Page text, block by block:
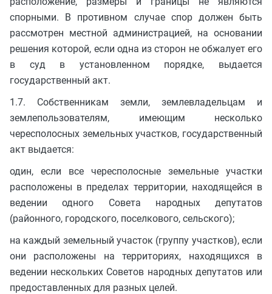
спорными. В противном случае спор должен быть
рассмотрен местной администрацией, на основании
решения которой, если одна из сторон не обжалует его
в суд в установленном порядке, выдается
государственный акт.
1.7. Собственникам земли, землевладельцам и
землепользователям, имеющим несколько
чересполосных земельных участков, государственный
акт выдается:
один, если все чересполосные земельные участки
расположены в пределах территории, находящейся в
ведении одного Совета народных депутатов
(районного, городского, поселкового, сельского);
на каждый земельный участок (группу участков), если
они расположены на территориях, находящихся в
ведении нескольких Советов народных депутатов или
предоставленных для разных целей.